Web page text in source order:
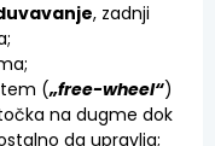
, zadnji
(„free-wheel“)
na dugme dok
da upravlja;